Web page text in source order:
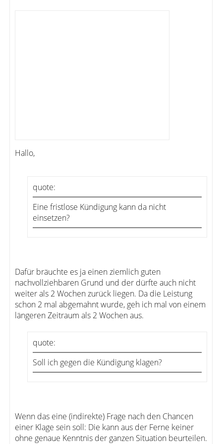
Hallo,
quote:
Eine fristlose Kündigung kann da nicht
einsetzen?
Dafür bräuchte es ja einen ziemlich guten
nachvollziehbaren Grund und der dürfte auch nicht
weiter als 2 Wochen zurück liegen. Da die Leistung
schon 2 mal abgemahnt wurde, geh ich mal von einem
längeren Zeitraum als 2 Wochen aus.
quote:
Soll ich gegen die Kündigung klagen?
Wenn das eine (indirekte) Frage nach den Chancen
einer Klage sein soll: Die kann aus der Ferne keiner
ohne genaue Kenntnis der ganzen Situation beurteilen.